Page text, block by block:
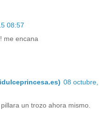
08:57
me encana
08 octubre,
un trozo ahora mismo.